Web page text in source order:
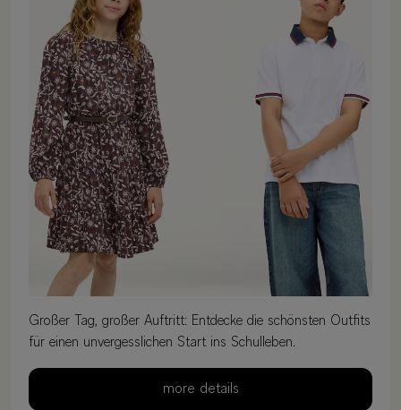
Großer Tag, großer Auftritt: Entdecke die schönsten Outfits
für einen unvergesslichen Start ins Schulleben.
more details